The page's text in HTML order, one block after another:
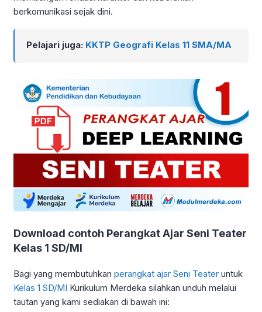
berkomunikasi sejak dini.
Pelajari juga: KKTP Geografi Kelas 11 SMA/MA
Download contoh Perangkat Ajar Seni Teater
Kelas 1 SD/MI
Bagi yang membutuhkan perangkat ajar Seni Teater untuk
Kelas 1 SD/MI Kurikulum Merdeka silahkan unduh melalui
tautan yang kami sediakan di bawah ini: